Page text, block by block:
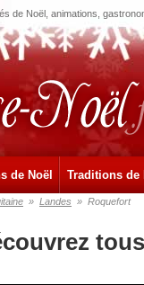
de Noël, animations,
de Noël Traditions de
» Landes » Roquefort